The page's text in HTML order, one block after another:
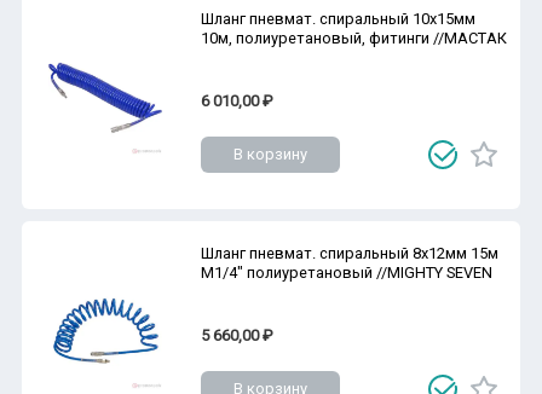
Шланг пневмат. спиральный 10х15мм
10м, полиуретановый, фитинги //МАСТАК
6 010,00 ₽
В корзину
Шланг пневмат. спиральный 8х12мм 15м
М1/4" полиуретановый //MIGHTY SEVEN
5 660,00 ₽
В корзину